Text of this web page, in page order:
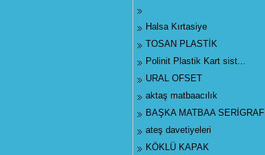
Halsa Kırtasiye
TOSAN PLASTİK
Polinit Plastik Kart sist...
URAL OFSET
aktaş matbaacılık
BAŞKA MATBAA SERİGRAFİ
ateş davetiyeleri
KÖKLÜ KAPAK